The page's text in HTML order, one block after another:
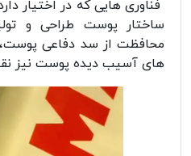
فناوری هایی که در اختیار
ساختار پوست طراحی و
محافظت از سد دفاعی پوست،
های آسیب دیده پوست نیز